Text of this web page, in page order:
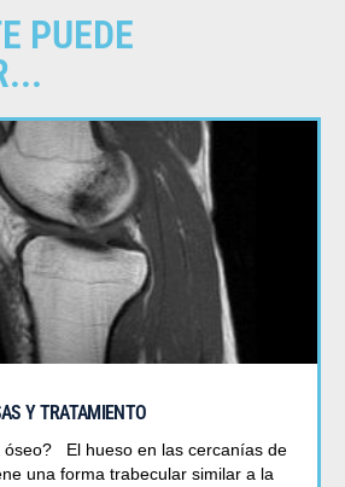
PUEDE
Y TRATAMIENTO
óseo? El hueso en las cercanías de
una forma trabecular similar a la